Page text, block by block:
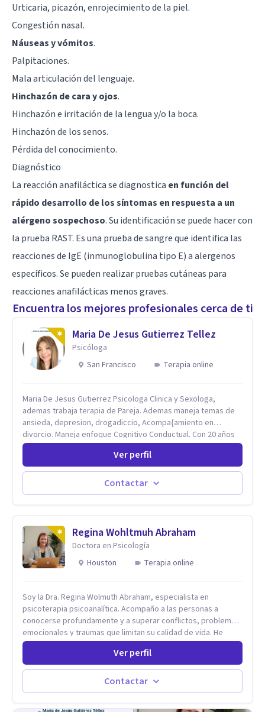
Urticaria, picazón, enrojecimiento de la piel.
Congestión nasal.
Náuseas y vómitos.
Palpitaciones.
Mala articulación del lenguaje.
Hinchazón de cara y ojos.
Hinchazón e irritación de la lengua y/o la boca.
Hinchazón de los senos.
Pérdida del conocimiento.
Diagnóstico
La reacción anafiláctica se diagnostica en función del
rápido desarrollo de los síntomas en respuesta a un
alérgeno sospechoso. Su identificación se puede hacer con
la prueba RAST. Es una prueba de sangre que identifica las
reacciones de IgE (inmunoglobulina tipo E) a alergenos
específicos. Se pueden realizar pruebas cutáneas para
reacciones anafilácticas menos graves.
Encuentra los mejores profesionales cerca de ti
Maria De Jesus Gutierrez Tellez
Psicóloga
San Francisco
Terapia online
Maria De Jesus Gutierrez Psicologa Clinica y Sexologa,
ademas trabaja terapia de Pareja. Ademas maneja temas de
ansieda, depresion, drogadiccio, Acompa{amiento en
divorcio. Maneja enfoque Cognitivo Conductual. Con 20 años
de experiencia, constantemente capacitandose en las
diferntes areas de la Salud Mental.
Ver perfil
Contactar
Regina Wohltmuh Abraham
Doctora en Psicología
Houston
Terapia online
Soy la Dra. Regina Wolmuth Abraham, especialista en
psicoterapia psicoanalítica. Acompaño a las personas a
conocerse profundamente y a superar conflictos, problemas
emocionales y traumas que limitan su calidad de vida. He
trabajado en reconocidas instituciones como el Hospital
Psiquiátrico San Rafael, Instituto Psiquiátrico MENDAO, San
Bernardino, Hospital Psiquiátrico Infantil y el Centro de
Integración Juvenil. Además, tuve el privilegio de colaborar
en comunidades como Olivar del Conde y Xochimilco, lo que
Ver perfil
Contactar